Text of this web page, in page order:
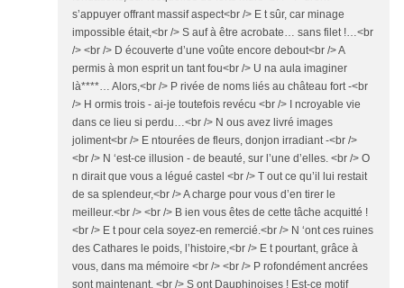
s’appuyer offrant massif aspect<br /> E t sûr, car minage
impossible était,<br /> S auf à être acrobate… sans filet !…<br
/> <br /> D écouverte d’une voûte encore debout<br /> A
permis à mon esprit un tant fou<br /> U na aula imaginer
là****… Alors,<br /> P rivée de noms liés au château fort -<br
/> H ormis trois - ai-je toutefois revécu <br /> I ncroyable vie
dans ce lieu si perdu…<br /> N ous avez livré images
joliment<br /> E ntourées de fleurs, donjon irradiant -<br />
<br /> N ‘est-ce illusion - de beauté, sur l’une d’elles. <br /> O
n dirait que vous a légué castel <br /> T out ce qu’il lui restait
de sa splendeur,<br /> A charge pour vous d’en tirer le
meilleur.<br /> <br /> B ien vous êtes de cette tâche acquitté !
<br /> E t pour cela soyez-en remercié.<br /> N ‘ont ces ruines
des Cathares le poids, l’histoire,<br /> E t pourtant, grâce à
vous, dans ma mémoire <br /> <br /> P rofondément ancrées
sont maintenant. <br /> S ont Dauphinoises ! Est-ce motif